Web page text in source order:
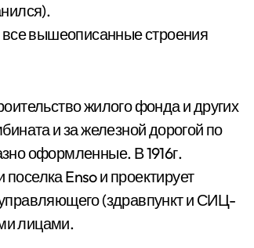
все вышеописанные строения
жилого фонда и других
и за железной дорогой по
оформленные. В 1916г.
Enso и проектирует
(здравпункт и СИЦ-
лицами.